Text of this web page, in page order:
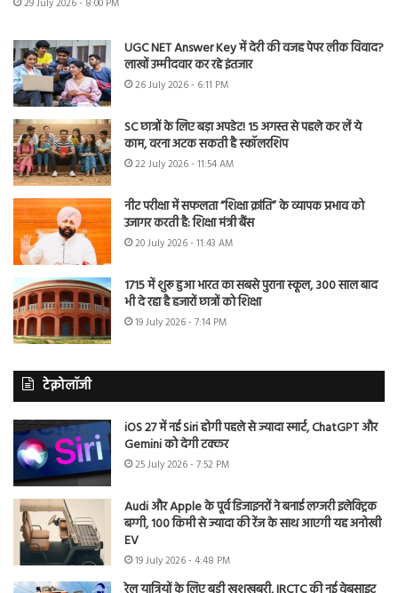
29 July 2026 - 8:00 PM
UGC NET Answer Key में देरी की वजह पेपर लीक विवाद?
लाखों उम्मीदवार कर रहे इंतजार
26 July 2026 - 6:11 PM
SC छात्रों के लिए बड़ा अपडेट! 15 अगस्त से पहले कर लें ये
काम, वरना अटक सकती है स्कॉलरशिप
22 July 2026 - 11:54 AM
नीट परीक्षा में सफलता “शिक्षा क्रांति” के व्यापक प्रभाव को
उजागर करती है: शिक्षा मंत्री बैंस
20 July 2026 - 11:43 AM
1715 में शुरू हुआ भारत का सबसे पुराना स्कूल, 300 साल बाद
भी दे रहा है हजारों छात्रों को शिक्षा
19 July 2026 - 7:14 PM
टेक्नोलॉजी
iOS 27 में नई Siri होगी पहले से ज्यादा स्मार्ट, ChatGPT और
Gemini को देगी टक्कर
25 July 2026 - 7:52 PM
Audi और Apple के पूर्व डिजाइनरों ने बनाई लग्जरी इलेक्ट्रिक
बग्गी, 100 किमी से ज्यादा की रेंज के साथ आएगी यह अनोखी
EV
19 July 2026 - 4:48 PM